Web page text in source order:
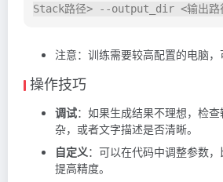
注意：训练需要较高配置的电脑，
操作技巧
调试：如果生成结果不理想，检
杂，或者文字描述是否清晰。
自定义：可以在代码中调整参数
提高精度。